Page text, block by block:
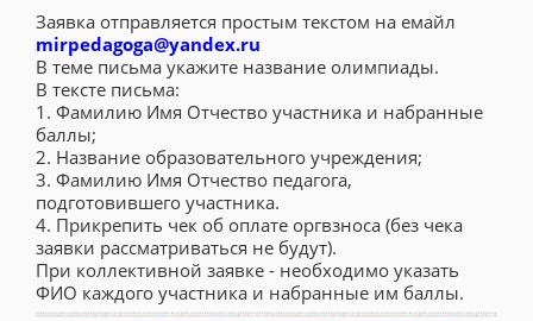
Заявка отправляется простым текстом на емайл
mirpedagoga@yandex.ru
В теме письма укажите название олимпиады.
В тексте письма:
1. Фамилию Имя Отчество участника и набранные
баллы;
2. Название образовательного учреждения;
3. Фамилию Имя Отчество педагога,
подготовившего участника.
4. Прикрепить чек об оплате оргвзноса (без чека
заявки рассматриваться не будут).
При коллективной заявке - необходимо указать
ФИО каждого участника и набранные им баллы.